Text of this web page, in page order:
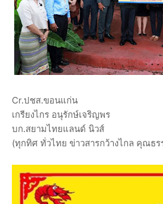
Cr.ปชส.ขอนแก่น
เกรียงไกร อนุรักษ์เจริญพร
บก.สยามไทยแลนด์ นิวส์
(ทุกทิศ ทั่วไทย ข่าวสารกว้างไกล คุณธ